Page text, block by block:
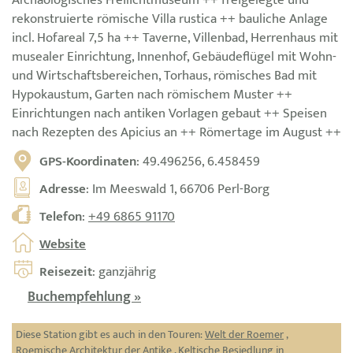
rekonstruierte römische Villa rustica ++ bauliche Anlage
incl. Hofareal 7,5 ha ++ Taverne, Villenbad, Herrenhaus mit
musealer Einrichtung, Innenhof, Gebäudeflügel mit Wohn-
und Wirtschaftsbereichen, Torhaus, römisches Bad mit
Hypokaustum, Garten nach römischem Muster ++
Einrichtungen nach antiken Vorlagen gebaut ++ Speisen
nach Rezepten des Apicius an ++ Römertage im August ++
GPS-Koordinaten: 49.496256, 6.458459
Adresse: Im Meeswald 1, 66706 Perl-Borg
Telefon:+49 6865 91170
Website
Reisezeit: ganzjährig
Buchempfehlung »
Diese Station gibt es auch in den Touren:Welt der Roemer,